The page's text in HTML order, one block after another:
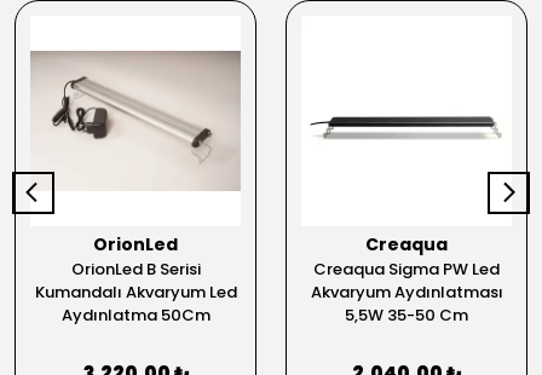
OrionLed
OrionLed B Serisi
Kumandalı Akvaryum Led
Aydınlatma 50Cm
Creaqua
Creaqua Sigma PW Led
Akvaryum Aydınlatması
5,5W 35-50 Cm